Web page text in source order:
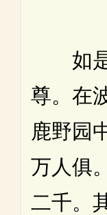
如是
尊。在
鹿野园
万人俱
二千。